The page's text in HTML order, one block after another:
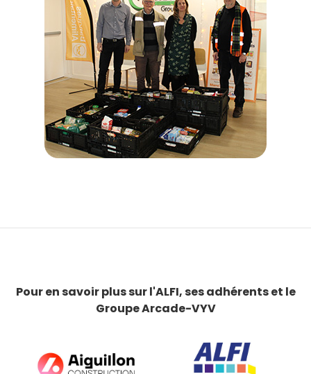
Pour en savoir plus sur l'ALFI, ses adhérents et le
Groupe Arcade-VYV